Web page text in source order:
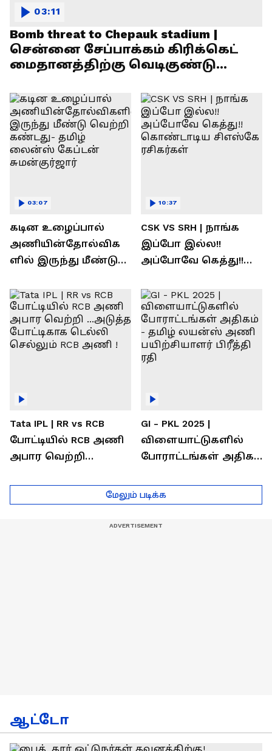
Bomb threat to Chepauk stadium |
சென்னை சேப்பாக்கம் கிரிக்கெட்
மைதானத்திற்கு வெடிகுண்டு
03:11
கடின உழைப்பால்
அணியின்தோல்விக
ளில் இருந்து மீண்டு
தமிழ் லைன்ஸ்
கேப்டன் சுமன்குர்ஜார்
03:07
CSK VS SRH | நாங்க
இப்போ இல்ல!!
அப்போவே கெத்து!!
சிஎஸ்கே ரசிகர்கள்
10:37
Tata IPL | RR vs RCB
போட்டியில் RCB அணி
அபார வெற்றி
டெல்லி செல்லும் RCB
அணி !
GI - PKL 2025 |
விளையாட்டுகளில்
போராட்டங்கள் அதிகம்
பயிற்சியாளர் பிரீத்தி
ரதி
மேலும் படிக்க
ஆட்டோ